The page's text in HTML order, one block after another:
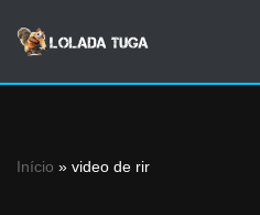
Avançar
Início » video de rir